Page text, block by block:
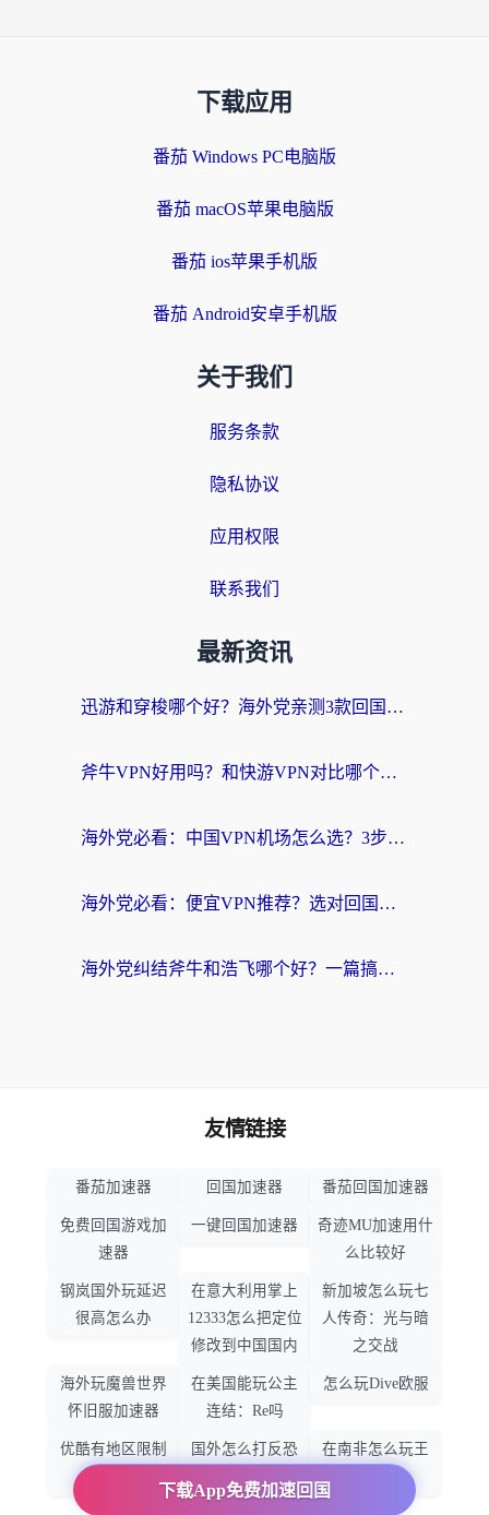
下载应用
番茄 Windows PC电脑版
番茄 macOS苹果电脑版
番茄 ios苹果手机版
番茄 Android安卓手机版
关于我们
服务条款
隐私协议
应用权限
联系我们
最新资讯
迅游和穿梭哪个好？海外党亲测3款回国加速器+手游加速对比，附避坑指南
斧牛VPN好用吗？和快游VPN对比哪个回国效果更好？马来西亚留学生亲测分享
海外党必看：中国VPN机场怎么选？3步教你无缝访问国内资源（附避坑指南）
海外党必看：便宜VPN推荐？选对回国加速器才能无缝刷国内剧玩国服
海外党纠结斧牛和浩飞哪个好？一篇搞定回国加速器选择+无缝访问国内资源指南
下载App免费加速回国
友情链接
番茄加速器 回国加速器 番茄回国加速器
免费回国游戏加
速器
一键回国加速器
奇迹MU加速用什
么比较好
钢岚国外玩延迟
很高怎么办
在意大利用掌上
12333怎么把定位
修改到中国国内
新加坡怎么玩七
人传奇：光与暗
之交战
海外玩魔兽世界
怀旧服加速器
在美国能玩公主
连结：Re吗
怎么玩Dive欧服
优酷有地区限制
国外怎么打反恐
精英：全球攻势
在南非怎么玩王